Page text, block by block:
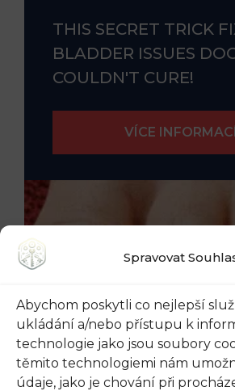
Spravovat
Abychom poskytli co nejlepší
ukládání a/nebo přístupu k
technologie jako jsou soubory
těmito technologiemi nám
údaje, jako je chování při
THIS SECRET TRICK
BLADDER ISSUES
COULDN'T CURE!